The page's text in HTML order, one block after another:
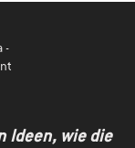
-
Ideen, wie die